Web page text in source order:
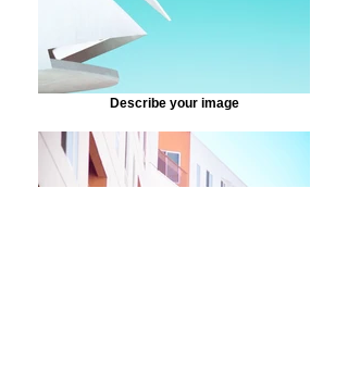
Describe your image